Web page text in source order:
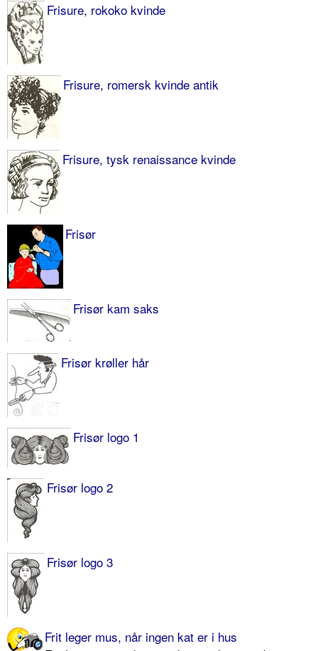
Frisure, rokoko kvinde
Frisure, romersk kvinde antik
Frisure, tysk renaissance kvinde
Frisør
Frisør kam saks
Frisør krøller hår
Frisør logo 1
Frisør logo 2
Frisør logo 3
Frit leger mus, når ingen kat er i hus